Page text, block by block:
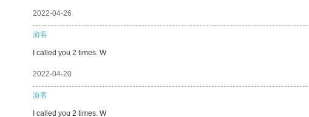
2022-04-26
游客
I called you 2 times. W
2022-04-20
游客
I called you 2 times. W